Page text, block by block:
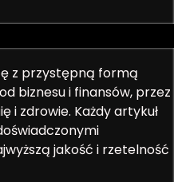
z przystępną formą
biznesu i finansów, przez
i zdrowie. Każdy artykuł
jakość i rzetelność